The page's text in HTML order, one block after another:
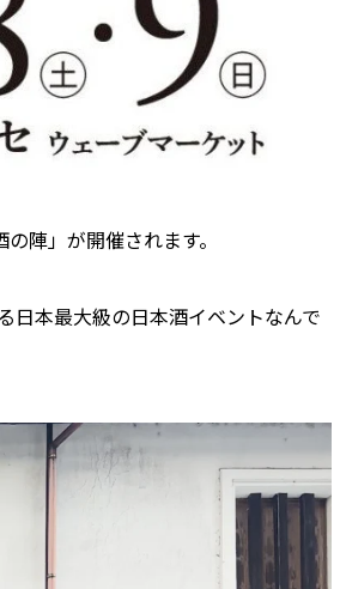
陣」が開催されます。
日本最大級の日本酒イベントなんで